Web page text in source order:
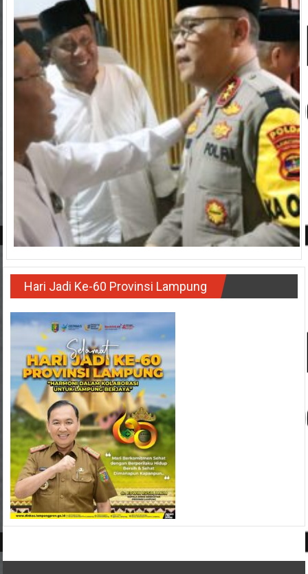
Hari Jadi Ke-60 Provinsi Lampung